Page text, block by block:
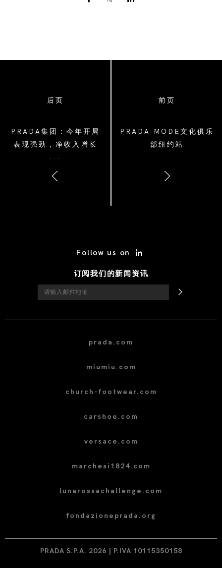
后页
PRADA集团：今年开局
表现强劲，净收入增长
14%，且实现有机增长
...
前页
PRADA MODE文化俱乐
部纽约站
Follow us on
订阅我们的新闻资讯
prada.com
miumiu.com
church-footwear.com
carshoe.com
versace.com
marchesi1824.com
lunarossachallenge.com
fondazioneprada.org
PRADA S.P.A. 2026 | P.IVA 10115350158